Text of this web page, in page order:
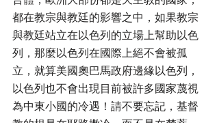
都在教宗與教廷的影響之中，如果教宗
與教廷站立在以色列的立場上幫助以色
列，那麼以色列在國際上絕不會被孤
立，就算美國奧巴馬政府邊緣以色列，
以色列也不會出現目前被許多國家蔑視
為中東小國的冷遇！請不要忘記，基督